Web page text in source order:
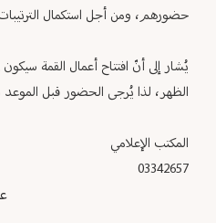
حضورهم، ومن أجل استكمال الترتيبات
يُشار إلى أنّ افتتاح أعمال القمة
الظهر، لذا يُرجى الحضور قبل الموعد
المكتب الإعلامي
03342657